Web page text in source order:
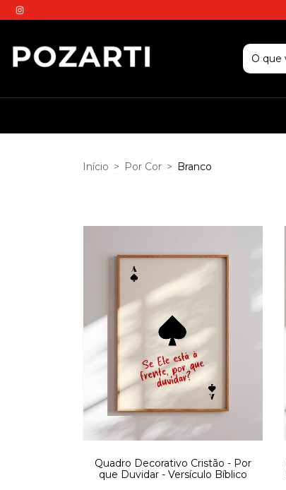
Início > Por Cor > Branco
Quadro Decorativo Cristão - Por
que Duvidar - Versículo Bíblico